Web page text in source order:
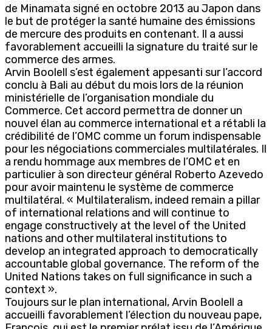
de Minamata signé en octobre 2013 au Japon dans
le but de protéger la santé humaine des émissions
de mercure des produits en contenant. Il a aussi
favorablement accueilli la signature du traité sur le
commerce des armes.
Arvin Boolell s’est également appesanti sur l’accord
conclu à Bali au début du mois lors de la réunion
ministérielle de l’organisation mondiale du
Commerce. Cet accord permettra de donner un
nouvel élan au commerce international et a rétabli la
crédibilité de l’OMC comme un forum indispensable
pour les négociations commerciales multilatérales. Il
a rendu hommage aux membres de l’OMC et en
particulier à son directeur général Roberto Azevedo
pour avoir maintenu le système de commerce
multilatéral. « Multilateralism, indeed remain a pillar
of international relations and will continue to
engage constructively at the level of the United
nations and other multilateral institutions to
develop an integrated approach to democratically
accountable global governance. The reform of the
United Nations takes on full significance in such a
context ».
Toujours sur le plan international, Arvin Boolell a
accueilli favorablement l’élection du nouveau pape,